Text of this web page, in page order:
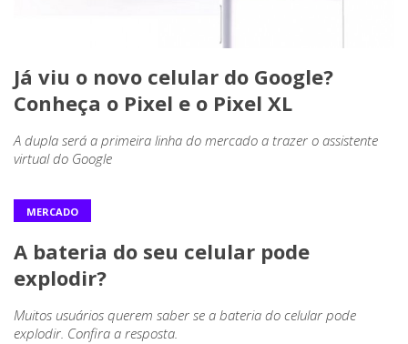
Já viu o novo celular do Google?
Conheça o Pixel e o Pixel XL
A dupla será a primeira linha do mercado a trazer o assistente
virtual do Google
MERCADO
A bateria do seu celular pode
explodir?
Muitos usuários querem saber se a bateria do celular pode
explodir. Confira a resposta.